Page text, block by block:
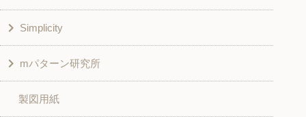
入園入学グッズ
その他
ワンピース
ベスト・ジャケット・コート
スカート
学校家庭科教材用
その他
Simplicity
こども＆ベビー
ボトムス
mパターン研究所
子供服
製図用紙